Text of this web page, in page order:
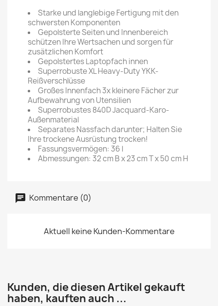
Starke und langlebige Fertigung mit den
schwersten Komponenten
Gepolsterte Seiten und Innenbereich
schützen Ihre Wertsachen und sorgen für
zusätzlichen Komfort
Gepolstertes Laptopfach innen
Superrobuste XL Heavy-Duty YKK-
Reißverschlüsse
Großes Innenfach 3x kleinere Fächer zur
Aufbewahrung von Utensilien
Superrobustes 840D Jacquard-Karo-
Außenmaterial
Separates Nassfach darunter; Halten Sie
Ihre trockene Ausrüstung trocken!
Fassungsvermögen: 36 l
Abmessungen: 32 cm B x 23 cm T x 50 cm H
Kommentare (0)
Aktuell keine Kunden-Kommentare
Kunden, die diesen Artikel gekauft
haben, kauften auch ...